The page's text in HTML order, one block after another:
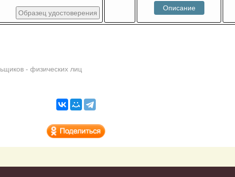
Образец удостоверения
Описание
- физических лиц